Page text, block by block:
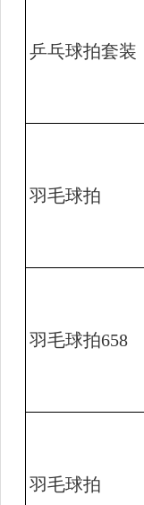
乒乓球拍套装
羽毛球拍
羽毛球拍658
羽毛球拍